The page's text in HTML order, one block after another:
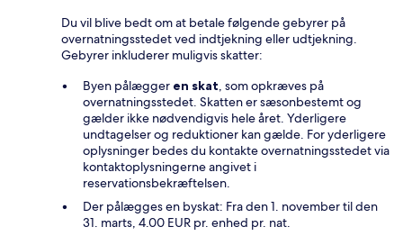
Du vil blive bedt om at betale følgende gebyrer på
overnatningsstedet ved indtjekning eller udtjekning.
Gebyrer inkluderer muligvis skatter:
Byen pålægger en skat, som opkræves på
overnatningsstedet. Skatten er sæsonbestemt og
gælder ikke nødvendigvis hele året. Yderligere
undtagelser og reduktioner kan gælde. For yderligere
oplysninger bedes du kontakte overnatningsstedet via
kontaktoplysningerne angivet i
reservationsbekræftelsen.
Der pålægges en byskat: Fra den 1. november til den
31. marts, 4.00 EUR pr. enhed pr. nat.